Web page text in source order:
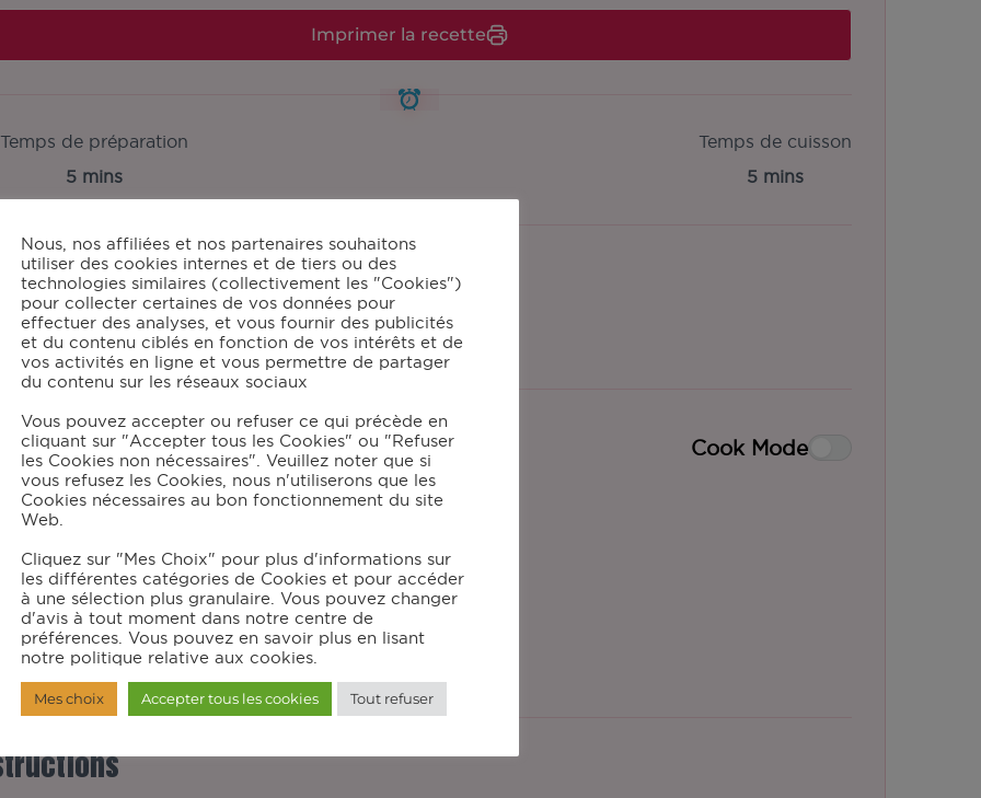
Imprimer la recette
Temps de préparation
5 mins
Temps de cuisson
5 mins
Cook Mode
500 gde farine
oeufs
100 de beurre
ld'eau
lde lait
pinch
Nous, nos affiliées et nos partenaires souhaitons
utiliser des cookies internes et de tiers ou des
technologies similaires (collectivement les "Cookies")
pour collecter certaines de vos données pour
effectuer des analyses, et vous fournir des publicités
et du contenu ciblés en fonction de vos intérêts et de
vos activités en ligne et vous permettre de partager
du contenu sur les réseaux sociaux
Vous pouvez accepter ou refuser ce qui précède en
cliquant sur "Accepter tous les Cookies" ou "Refuser
les Cookies non nécessaires". Veuillez noter que si
vous refusez les Cookies, nous n'utiliserons que les
Cookies nécessaires au bon fonctionnement du site
Web.
Cliquez sur "Mes Choix" pour plus d'informations sur
les différentes catégories de Cookies et pour accéder
à une sélection plus granulaire. Vous pouvez changer
d'avis à tout moment dans notre centre de
préférences. Vous pouvez en savoir plus en lisant
notre politique relative aux cookies.
Mes choix Accepter tous les cookies Tout refuser